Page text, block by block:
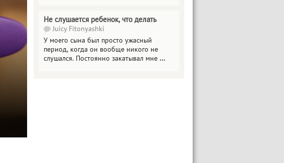
Не слушается ребенок, что делать
Juicy Fitonyashki
У моего сына был просто ужасный
период, когда он вообще никого не
слушался. Постоянно закатывал мне ...